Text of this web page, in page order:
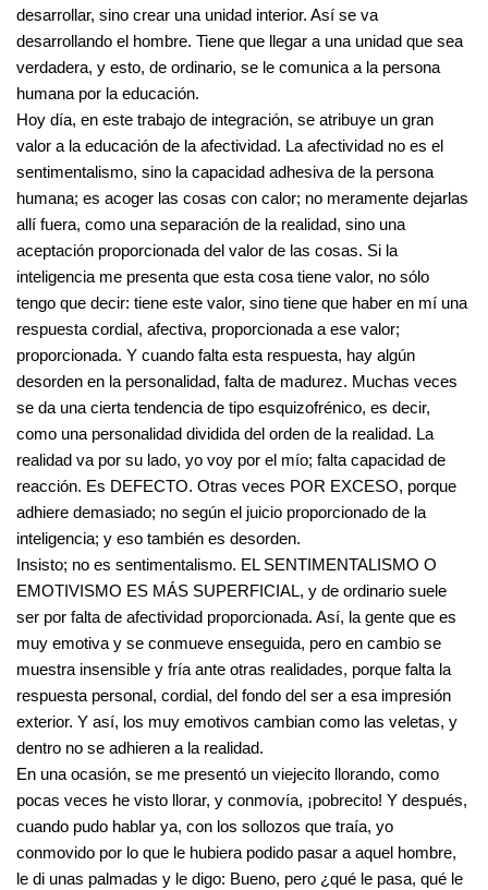
desarrollar, sino crear una unidad interior. Así se va
desarrollando el hombre. Tiene que llegar a una unidad que sea
verdadera, y esto, de ordinario, se le comunica a la persona
humana por la educación.
Hoy día, en este trabajo de integración, se atribuye un gran
valor a la educación de la afectividad. La afectividad no es el
sentimentalismo, sino la capacidad adhesiva de la persona
humana; es acoger las cosas con calor; no meramente dejarlas
allí fuera, como una separación de la realidad, sino una
aceptación proporcionada del valor de las cosas. Si la
inteligencia me presenta que esta cosa tiene valor, no sólo
tengo que decir: tiene este valor, sino tiene que haber en mí una
respuesta cordial, afectiva, proporcionada a ese valor;
proporcionada. Y cuando falta esta respuesta, hay algún
desorden en la personalidad, falta de madurez. Muchas veces
se da una cierta tendencia de tipo esquizofrénico, es decir,
como una personalidad dividida del orden de la realidad. La
realidad va por su lado, yo voy por el mío; falta capacidad de
reacción. Es DEFECTO. Otras veces POR EXCESO, porque
adhiere demasiado; no según el juicio proporcionado de la
inteligencia; y eso también es desorden.
Insisto; no es sentimentalismo. EL SENTIMENTALISMO O
EMOTIVISMO ES MÁS SUPERFICIAL, y de ordinario suele
ser por falta de afectividad proporcionada. Así, la gente que es
muy emotiva y se conmueve enseguida, pero en cambio se
muestra insensible y fría ante otras realidades, porque falta la
respuesta personal, cordial, del fondo del ser a esa impresión
exterior. Y así, los muy emotivos cambian como las veletas, y
dentro no se adhieren a la realidad.
En una ocasión, se me presentó un viejecito llorando, como
pocas veces he visto llorar, y conmovía, ¡pobrecito! Y después,
cuando pudo hablar ya, con los sollozos que traía, yo
conmovido por lo que le hubiera podido pasar a aquel hombre,
le di unas palmadas y le digo: Bueno, pero ¿qué le pasa, qué le